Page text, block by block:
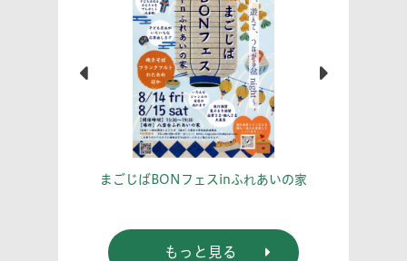
まごじばBONフェスinふれあいの家
もっと見る